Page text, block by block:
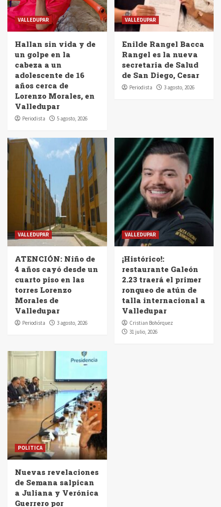
VALLEDUPAR
Hallan sin vida y de
un golpe en la
cabeza a un
adolescente de 16
años cerca de
Lorenzo Morales, en
Valledupar
Periodista 5 agosto, 2026
VALLEDUPAR
Enilde Rangel Bacca
Rangel es la nueva
secretaria de Salud
de San Diego, Cesar
Periodista 3 agosto, 2026
VALLEDUPAR
ATENCIÓN: Niño de
4 años cayó desde un
cuarto piso en las
torres Lorenzo
Morales de
Valledupar
Periodista 3 agosto, 2026
VALLEDUPAR
¡Histórico!:
restaurante Galeón
2.23 traerá el primer
ronqueo de atún de
talla internacional a
Valledupar
Cristian Bohórquez
31 julio, 2026
POLITICA
Nuevas revelaciones
de Semana salpican
a Juliana y Verónica
Guerrero por